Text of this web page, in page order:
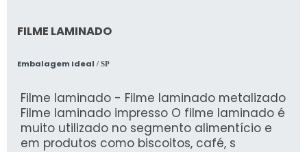
FILME LAMINADO
Embalagem Ideal / SP
Filme laminado - Filme laminado metalizado
Filme laminado impresso O filme laminado é
muito utilizado no segmento alimentício e
em produtos como biscoitos, café, s